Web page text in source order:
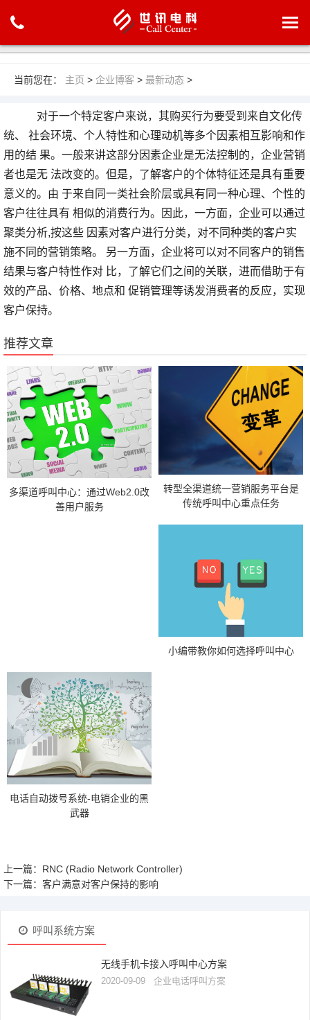
当前您在： 主页 > 企业博客 > 最新动态 >
对于一个特定客户来说，其购买行为要受到来自文化传
统、 社会环境、个人特性和心理动机等多个因素相互影响和作
用的结 果。一般来讲这部分因素企业是无法控制的，企业营销
者也是无 法改变的。但是，了解客户的个体特征还是具有重要
意义的。由 于来自同一类社会阶层或具有同一种心理、个性的
客户往往具有 相似的消费行为。因此，一方面，企业可以通过
聚类分析,按这些 因素对客户进行分类，对不同种类的客户实
施不同的营销策略。 另一方面，企业将可以对不同客户的销售
结果与客户特性作对 比，了解它们之间的关联，进而借助于有
效的产品、价格、地点和 促销管理等诱发消费者的反应，实现
客户保持。
推荐文章
多渠道呼叫中心：通过Web2.0改
善用户服务
转型全渠道统一营销服务平台是
传统呼叫中心重点任务
小编带教你如何选择呼叫中心
电话自动拨号系统-电销企业的黑
武器
上一篇：RNC (Radio Network Controller)
下一篇：客户满意对客户保持的影响
呼叫系统方案
无线手机卡接入呼叫中心方案
2020-09-09 企业电话呼叫方案